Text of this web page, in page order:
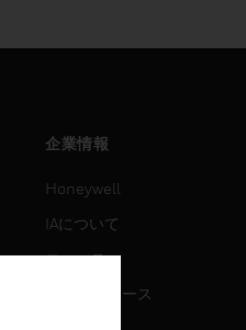
企業情報
Honeywell
IAについて
ニュース
プレスリリース